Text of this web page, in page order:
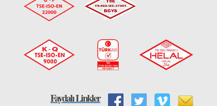
Faydalı Linkler